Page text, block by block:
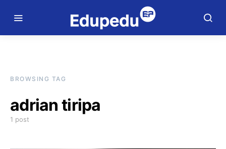
BROWSING TAG
adrian tiripa
1 post